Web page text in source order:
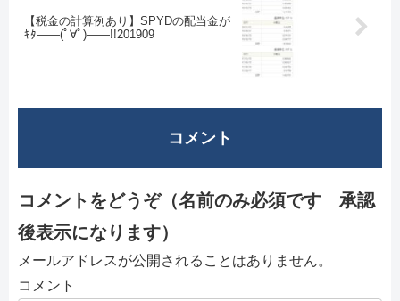
【税金の計算例あり】SPYDの配当金が
ｷﾀ――(ﾟ∀ﾟ)――!!201909
コメント
コメントをどうぞ（名前のみ必須です 承認
後表示になります）
メールアドレスが公開されることはありません。
コメント